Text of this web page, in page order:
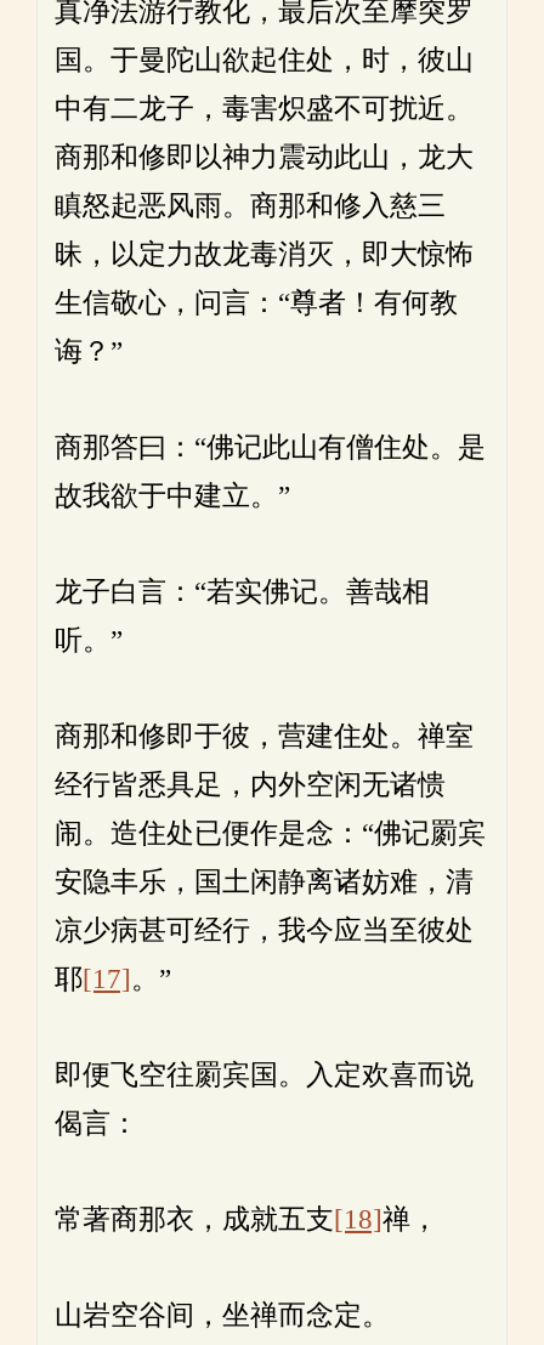
真净法游行教化，最后次至摩突罗
国。于曼陀山欲起住处，时，彼山
中有二龙子，毒害炽盛不可扰近。
商那和修即以神力震动此山，龙大
瞋怒起恶风雨。商那和修入慈三
昧，以定力故龙毒消灭，即大惊怖
生信敬心，问言：“尊者！有何教
诲？”
商那答曰：“佛记此山有僧住处。是
故我欲于中建立。”
龙子白言：“若实佛记。善哉相
听。”
商那和修即于彼，营建住处。禅室
经行皆悉具足，内外空闲无诸愦
闹。造住处已便作是念：“佛记罽宾
安隐丰乐，国土闲静离诸妨难，清
凉少病甚可经行，我今应当至彼处
耶[17]。”
即便飞空往罽宾国。入定欢喜而说
偈言：
常著商那衣，成就五支[18]禅，
山岩空谷间，坐禅而念定。